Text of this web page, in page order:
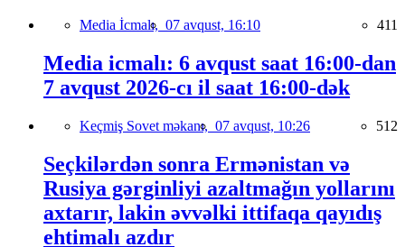
Media İcmalı, 07 avqust, 16:10 411
Media icmalı: 6 avqust saat 16:00-dan
7 avqust 2026-cı il saat 16:00-dək
Keçmiş Sovet məkanı, 07 avqust, 10:26 512
Seçkilərdən sonra Ermənistan və
Rusiya gərginliyi azaltmağın yollarını
axtarır, lakin əvvəlki ittifaqa qayıdış
ehtimalı azdır